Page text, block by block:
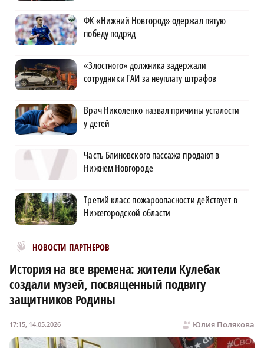
ФК «Нижний Новгород» одержал пятую
победу подряд
«Злостного» должника задержали
сотрудники ГАИ за неуплату штрафов
Врач Николенко назвал причины усталости
у детей
Часть Блиновского пассажа продают в
Нижнем Новгороде
Третий класс пожароопасности действует в
Нижегородской области
НОВОСТИ ПАРТНЕРОВ
Новости МирТесен
История на все времена: жители Кулебак
создали музей, посвященный подвигу
защитников Родины
Юлия Полякова
17:15, 14.05.2026